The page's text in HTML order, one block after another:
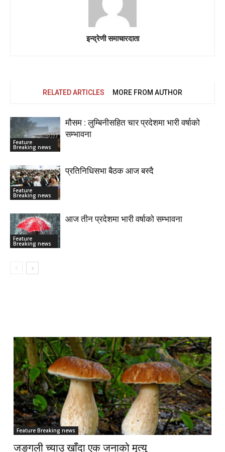
इन्द्रेणी समाचारदाता
RELATED ARTICLES MORE FROM AUTHOR
Feature
Breaking news
मौसम : लुम्बिनीसहित चार प्रदेशमा भारी वर्षाको
सम्भावना
Feature
Breaking news
प्रतिनिधिसभा बैठक आज बस्दै
Feature
Breaking news
आज तीन प्रदेशमा भारी वर्षाको सम्भावना
Feature Breaking news
जङ्गली च्याउ खाँदा एक जनाको मृत्यु